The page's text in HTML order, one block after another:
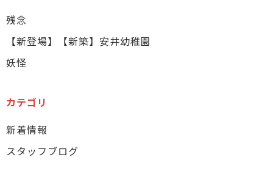
残念
【新登場】【新築】安井幼稚園
妖怪
カテゴリ
新着情報
スタッフブログ